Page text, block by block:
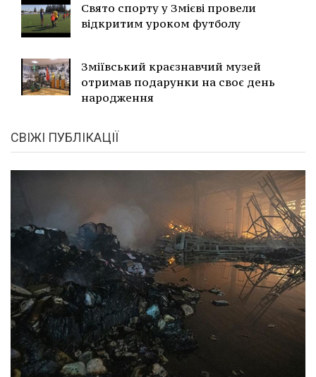
Свято спорту у Змієві провели
відкритим уроком футболу
Зміївський краєзнавчий музей
отримав подарунки на своє день
народження
СВІЖІ ПУБЛІКАЦІЇ